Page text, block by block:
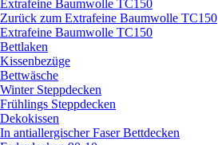
Extrafeine Baumwolle TC150
Zurück zum Extrafeine Baumwolle TC150
Extrafeine Baumwolle TC150
Bettlaken
Kissenbezüge
Bettwäsche
Winter Steppdecken
Frühlings Steppdecken
Dekokissen
In antiallergischer Faser Bettdecken